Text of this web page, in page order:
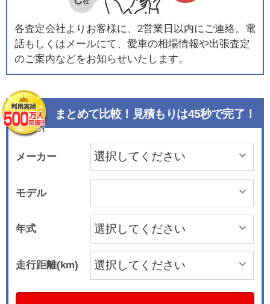
各査定会社よりお客様に、2営業日以内にご連絡。電
話もしくはメールにて、愛車の相場情報や出張査定
のご案内などをお知らせいたします。
まとめて比較！見積もりは45秒で完了！
メーカー
モデル
年式
走行距離(km)